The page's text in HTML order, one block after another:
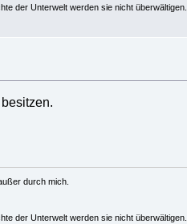
der Unterwelt werden sie nicht überwältigen.
durch mich.
der Unterwelt werden sie nicht überwältigen.